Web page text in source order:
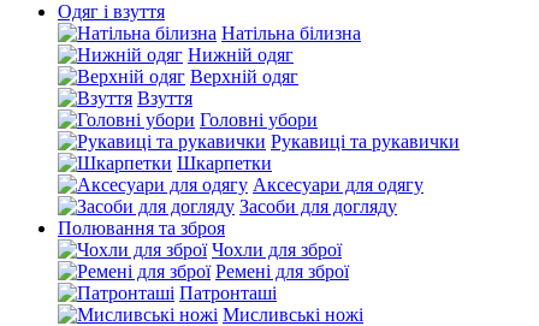
Одяг і взуття
Натільна білизна
Нижній одяг
Верхній одяг
Взуття
Головні убори
Рукавиці та рукавички
Шкарпетки
Аксесуари для одягу
Засоби для догляду
Полювання та зброя
Чохли для зброї
Ремені для зброї
Патронташі
Мисливські ножі